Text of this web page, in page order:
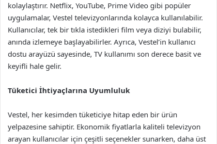
kolaylaştırır. Netflix, YouTube, Prime Video gibi popüler
uygulamalar, Vestel televizyonlarında kolayca kullanılabilir.
Kullanıcılar, tek bir tıkla istedikleri film veya diziyi bulabilir,
anında izlemeye başlayabilirler. Ayrıca, Vestel’in kullanıcı
dostu arayüzü sayesinde, TV kullanımı son derece basit ve
keyifli hale gelir.
Tüketici İhtiyaçlarına Uyumluluk
Vestel, her kesimden tüketiciye hitap eden bir ürün
yelpazesine sahiptir. Ekonomik fiyatlarla kaliteli televizyon
arayan kullanıcılar için çeşitli seçenekler sunarken, daha üst